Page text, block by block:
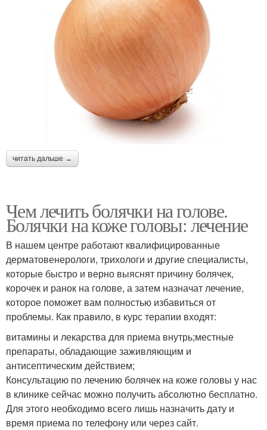
читать дальше →
Чем лечить болячки на голове.
Болячки на коже головы: лечение
В нашем центре работают квалифицированные
дерматовенерологи, трихологи и другие специалисты,
которые быстро и верно выяснят причину болячек,
корочек и ранок на голове, а затем назначат лечение,
которое поможет вам полностью избавиться от
проблемы. Как правило, в курс терапии входят:
витамины и лекарства для приема внутрь;местные
препараты, обладающие заживляющим и
антисептическим действием;
Консультацию по лечению болячек на коже головы у нас
в клинике сейчас можно получить абсолютно бесплатно.
Для этого необходимо всего лишь назначить дату и
время приема по телефону или через сайт.